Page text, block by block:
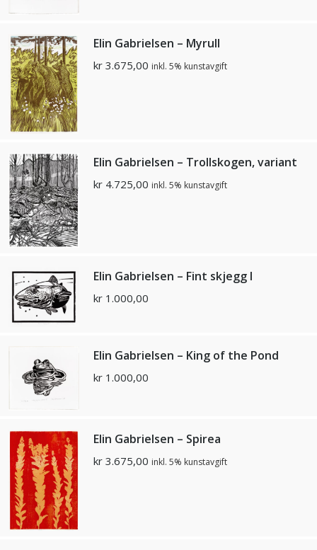
Elin Gabrielsen – Myrull
kr 3.675,00 inkl. 5% kunstavgift
Elin Gabrielsen – Trollskogen, variant
kr 4.725,00 inkl. 5% kunstavgift
Elin Gabrielsen – Fint skjegg I
kr 1.000,00
Elin Gabrielsen – King of the Pond
kr 1.000,00
Elin Gabrielsen – Spirea
kr 3.675,00 inkl. 5% kunstavgift